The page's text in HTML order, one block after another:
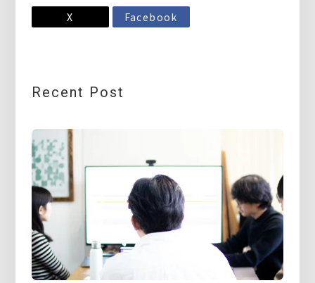
X Facebook
Recent Post